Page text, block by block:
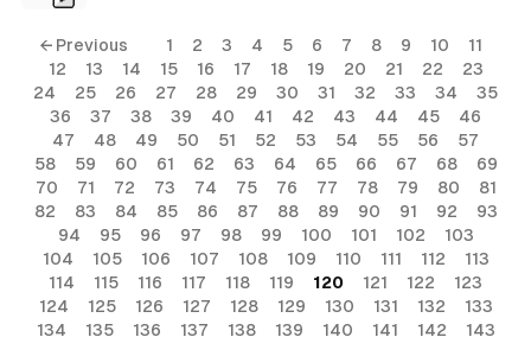
← Previous 1 2 3 4 5 6 7 8 9 10
11
12
13 14 15 16 17 18 19 20 21 22
23
24
25 26 27 28 29 30 31 32 33 34
35
36
37 38 39 40 41 42 43 44 45
46
47
48 49 50 51 52 53 54 55 56
57
58
59 60 61 62 63 64 65 66 67 68
69
70
71 72 73 74 75 76 77 78 79 80
81
82
83 84 85 86 87 88 89 90 91 92
93
94
95 96 97 98 99 100 101 102
103
104
105 106 107 108 109 110 111 112
113
114
115 116 117 118 119 120 121 122
123
124
125 126 127 128 129 130 131 132
133
134
135 136 137 138 139 140 141 142 143